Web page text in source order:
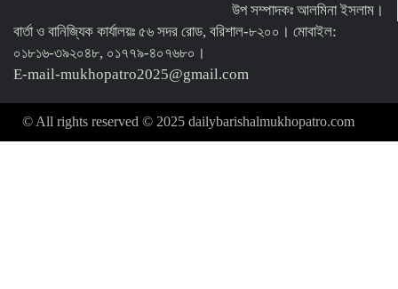
উপ সম্পাদকঃ আলমিনা ইসলাম।
বার্তা ও বানিজ্যিক কার্যালয়ঃ ৫৬ সদর রোড, বরিশাল-৮২০০। মোবাইল:
০১৮১৬-৩৯২০৪৮, ০১৭৭৯-৪০৭৬৮০।
E-mail-mukhopatro2025@gmail.com
© All rights reserved © 2025 dailybarishalmukhopatro.com